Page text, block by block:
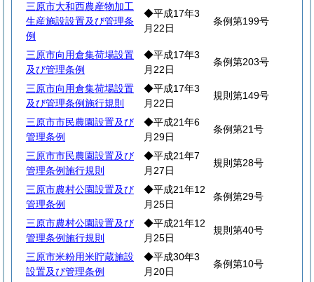
三原市大和西農産物加工
生産施設設置及び管理条
例
◆平成17年3
月22日
条例第199号
三原市向用倉集荷場設置
及び管理条例
◆平成17年3
月22日
条例第203号
三原市向用倉集荷場設置
及び管理条例施行規則
◆平成17年3
月22日
規則第149号
三原市市民農園設置及び
管理条例
◆平成21年6
月29日
条例第21号
三原市市民農園設置及び
管理条例施行規則
◆平成21年7
月27日
規則第28号
三原市農村公園設置及び
管理条例
◆平成21年12
月25日
条例第29号
三原市農村公園設置及び
管理条例施行規則
◆平成21年12
月25日
規則第40号
三原市米粉用米貯蔵施設
設置及び管理条例
◆平成30年3
月20日
条例第10号